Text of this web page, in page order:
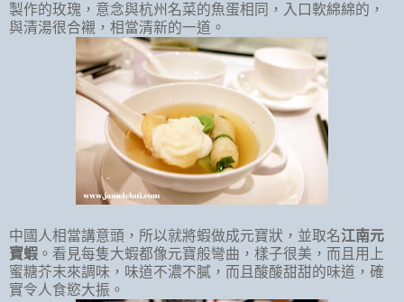
製作的玫瑰，意念與杭州名菜的魚蛋相同，入口軟綿綿的，
與清湯很合襯，相當清新的一道。
中國人相當講意頭，所以就將蝦做成元寶狀，並取名江南元
寶蝦 。看見每隻大蝦都像元寶般彎曲，樣子很美，而且用上
蜜糖芥末來調味，味道不濃不膩，而且酸酸甜甜的味道，確
實令人食慾大振。